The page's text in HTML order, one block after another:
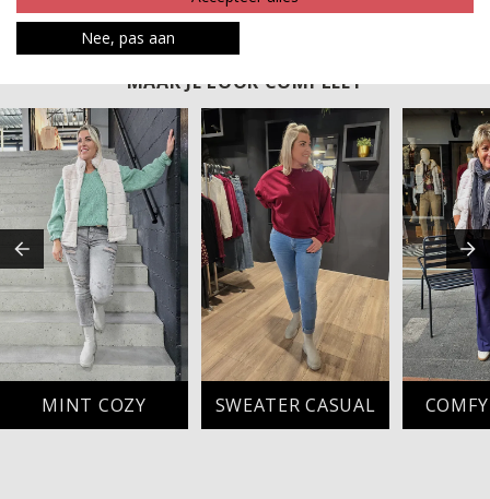
Betaalinformatie
MAAK JE LOOK COMPLEET
MINT COZY SWEATER CASUAL
Nee, pas aan